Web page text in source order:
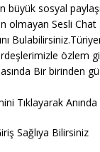
büyük sosyal
olmayan Sesli
özlem
Bir birinden
Tıklayarak
Sağlıya Bilirsiniz